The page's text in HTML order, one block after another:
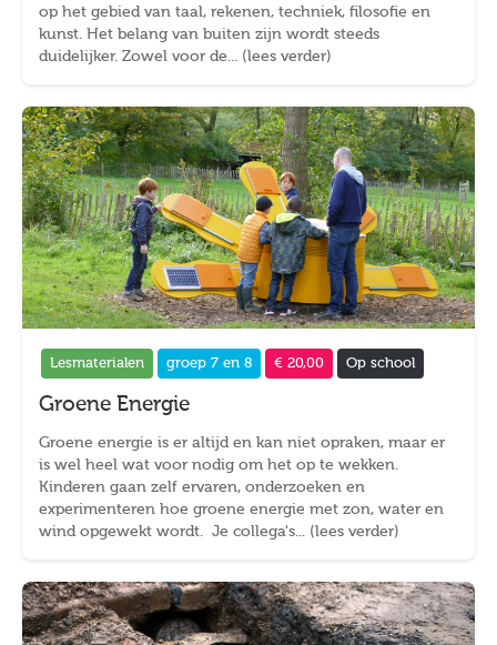
op het gebied van taal, rekenen, techniek, filosofie en
kunst. Het belang van buiten zijn wordt steeds
duidelijker. Zowel voor de... (lees verder)
Lesmaterialen groep 7 en 8 € 20,00 Op school
Groene Energie
Groene energie is er altijd en kan niet opraken, maar er
is wel heel wat voor nodig om het op te wekken.
Kinderen gaan zelf ervaren, onderzoeken en
experimenteren hoe groene energie met zon, water en
wind opgewekt wordt. Je collega's... (lees verder)